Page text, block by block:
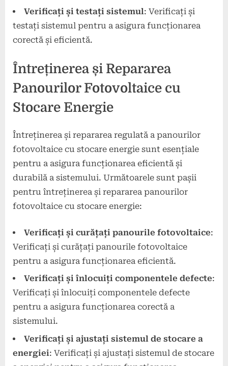
Verificați și testați sistemul: Verificați și
testați sistemul pentru a asigura funcționarea
corectă și eficientă.
Întreținerea și Repararea
Panourilor Fotovoltaice cu
Stocare Energie
Întreținerea și repararea regulată a panourilor
fotovoltaice cu stocare energie sunt esențiale
pentru a asigura funcționarea eficientă și
durabilă a sistemului. Următoarele sunt pașii
pentru întreținerea și repararea panourilor
fotovoltaice cu stocare energie:
Verificați și curățați panourile fotovoltaice:
Verificați și curățați panourile fotovoltaice
pentru a asigura funcționarea eficientă.
Verificați și înlocuiți componentele defecte:
Verificați și înlocuiți componentele defecte
pentru a asigura funcționarea corectă a
sistemului.
Verificați și ajustați sistemul de stocare a
energiei: Verificați și ajustați sistemul de stocare